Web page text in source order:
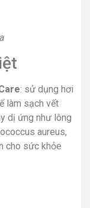
: sử dụng hơi
làm sạch vết
dị ứng như lông
aureus,
cho sức khỏe